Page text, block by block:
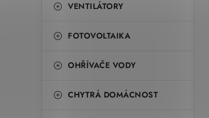
VENTILÁTORY
FOTOVOLTAIKA
OHŘÍVAČE VODY
CHYTRÁ DOMÁCNOST